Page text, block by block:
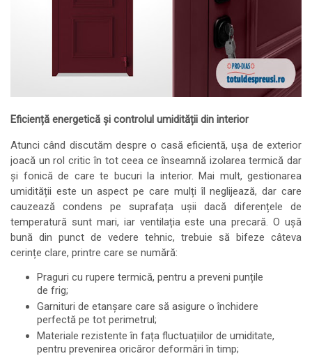
Eficiență energetică și controlul umidității din interior
Atunci când discutăm despre o casă eficientă, ușa de exterior
joacă un rol critic în tot ceea ce înseamnă izolarea termică dar
și fonică de care te bucuri la interior. Mai mult, gestionarea
umidității este un aspect pe care mulți îl neglijează, dar care
cauzează condens pe suprafața ușii dacă diferențele de
temperatură sunt mari, iar ventilația este una precară. O ușă
bună din punct de vedere tehnic, trebuie să bifeze câteva
cerințe clare, printre care se numără:
Praguri cu rupere termică, pentru a preveni punțile
de frig;
Garnituri de etanșare care să asigure o închidere
perfectă pe tot perimetrul;
Materiale rezistente în fața fluctuațiilor de umiditate,
pentru prevenirea oricăror deformări în timp;